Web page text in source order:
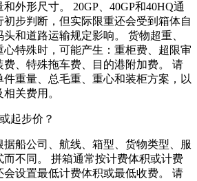
外形尺寸。 20GP、40GP和40HQ通
步判断，但实际限重还会受到箱体自
和道路运输规定影响。 货物超重、
特殊时，可能产生：重柜费、超限审
、特殊拖车费、目的港附加费。 请
重量、总毛重、重心和装柜方案，以
关费用。
起步价？
船公司、航线、箱型、货物类型、服
不同。 拼箱通常按计费体积或计费
设置最低计费体积或最低收费。 请